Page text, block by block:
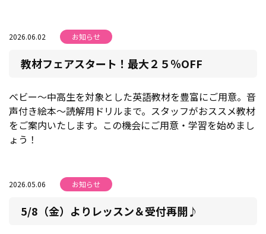
2026.06.02 お知らせ
教材フェアスタート！最大２５％OFF
ベビー～中高生を対象とした英語教材を豊富にご用意。音
声付き絵本～読解用ドリルまで。スタッフがおススメ教材
をご案内いたします。この機会にご用意・学習を始めまし
ょう！
2026.05.06 お知らせ
5/8（金）よりレッスン＆受付再開♪